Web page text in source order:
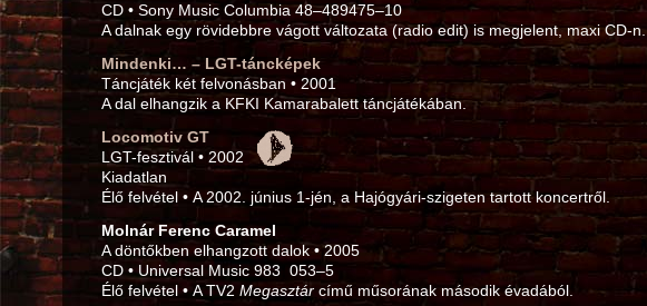
CD • Sony Music Columbia 48–489475–10
A dalnak egy rövidebbre vágott változata (radio edit) is megjelent, maxi CD-n.
Mindenki… – LGT-táncképek
Táncjáték két felvonásban • 2001
A dal elhangzik a KFKI Kamarabalett táncjátékában.
Locomotiv GT
LGT-fesztivál • 2002
Kiadatlan
Élő felvétel • A 2002. június 1‑jén, a Hajógyári-szigeten tartott koncertről.
Molnár Ferenc Caramel
A döntőkben elhangzott dalok • 2005
CD • Universal Music 983 053–5
Élő felvétel • A TV2 Megasztár című műsorának második évadából.